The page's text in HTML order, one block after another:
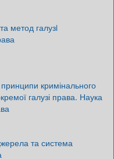
метод галузi
кримінального
галузі права. Наука
та система